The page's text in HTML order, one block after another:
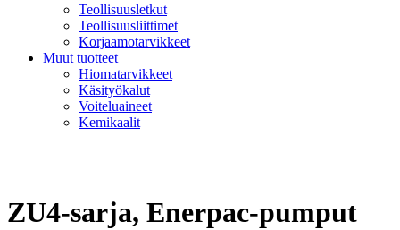
Teollisuusletkut
Teollisuusliittimet
Korjaamotarvikkeet
Muut tuotteet
Hiomatarvikkeet
Käsityökalut
Voiteluaineet
Kemikaalit
ZU4-sarja, Enerpac-pumput